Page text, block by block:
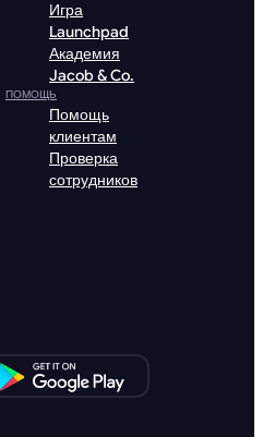
Игра
Launchpad
Академия
Jacob & Co.
ПОМОЩЬ
Помощь
клиентам
Проверка
сотрудников